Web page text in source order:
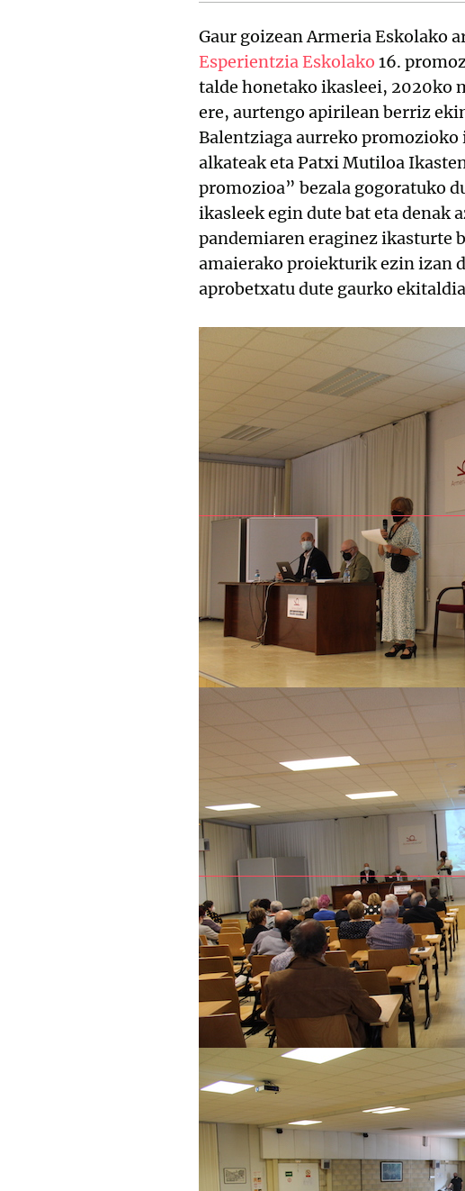
Gaur goizean Armeria Eskolako
Esperientzia Eskolako 16.
talde honetako ikasleei, 2020ko
ere, aurtengo apirilean berriz
Balentziaga aurreko
alkateak eta Patxi Mutiloa
promozioa” bezala gogoratuko
ikasleek egin dute bat eta denak
pandemiaren eraginez ikasturte
amaierako proiekturik ezin izan
aprobetxatu dute gaurko